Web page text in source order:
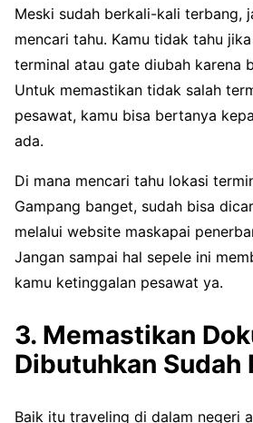
Meski sudah berkali-kali terbang,
mencari tahu. Kamu tidak tahu
terminal atau gate diubah karena
Untuk memastikan tidak salah
pesawat, kamu bisa bertanya
ada.
Di mana mencari tahu lokasi
Gampang banget, sudah bisa
melalui website maskapai
Jangan sampai hal sepele ini
kamu ketinggalan pesawat ya.
3. Memastikan
Dibutuhkan Sudah
Baik itu traveling di dalam negeri